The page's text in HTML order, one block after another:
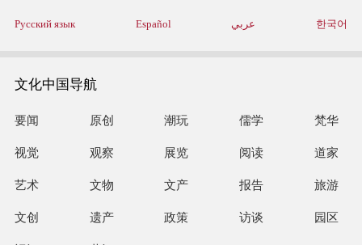
Русский язык Español عربي 한국어
文化中国导航
要闻 原创 潮玩 儒学 梵华
视觉 观察 展览 阅读 道家
艺术 文物 文产 报告 旅游
文创 遗产 政策 访谈 园区